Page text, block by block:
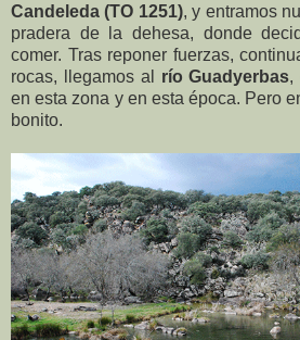
Candeleda (TO 1251), y entramos
pradera de la dehesa, donde
comer. Tras reponer fuerzas,
rocas, llegamos al río Guadyerbas,
en esta zona y en esta época. Pero
bonito.